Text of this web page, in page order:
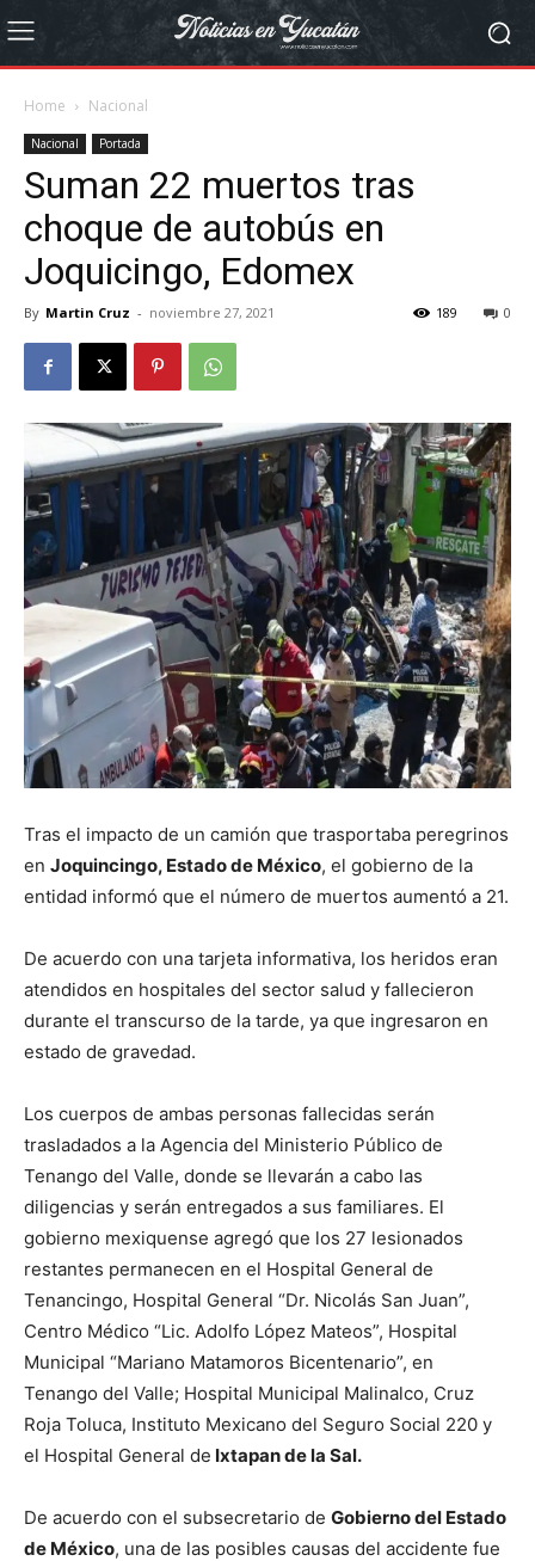
Home Nacional
Nacional Portada
Suman 22 muertos tras
choque de autobús en
Joquicingo, Edomex
By Martin Cruz - noviembre 27, 2021 0
189
Tras el impacto de un camión que trasportaba peregrinos
en Joquincingo, Estado de México, el gobierno de la
entidad informó que el número de muertos aumentó a 21.
De acuerdo con una tarjeta informativa, los heridos eran
atendidos en hospitales del sector salud y fallecieron
durante el transcurso de la tarde, ya que ingresaron en
estado de gravedad.
Los cuerpos de ambas personas fallecidas serán
trasladados a la Agencia del Ministerio Público de
Tenango del Valle, donde se llevarán a cabo las
diligencias y serán entregados a sus familiares. El
gobierno mexiquense agregó que los 27 lesionados
restantes permanecen en el Hospital General de
Tenancingo, Hospital General “Dr. Nicolás San Juan”,
Centro Médico “Lic. Adolfo López Mateos”, Hospital
Municipal “Mariano Matamoros Bicentenario”, en
Tenango del Valle; Hospital Municipal Malinalco, Cruz
Roja Toluca, Instituto Mexicano del Seguro Social 220 y
el Hospital General de Ixtapan de la Sal.
De acuerdo con el subsecretario de Gobierno del Estado
de México, una de las posibles causas del accidente fue